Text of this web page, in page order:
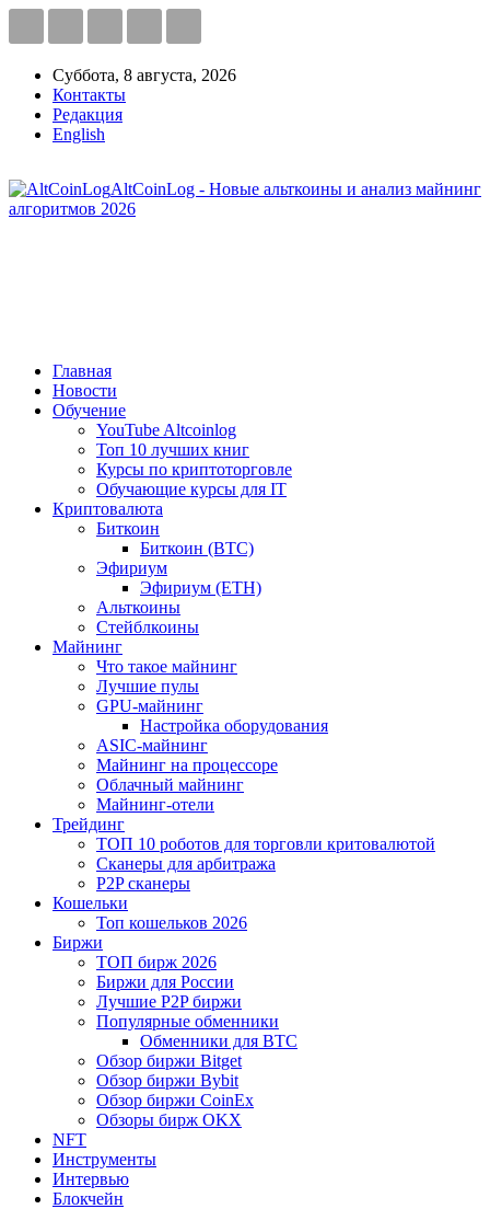
Суббота, 8 августа, 2026
Контакты
Редакция
English
AltCoinLog - Новые альткоины и анализ майнинг
алгоритмов 2026
Главная
Новости
Обучение
YouTube Altcoinlog
Топ 10 лучших книг
Курсы по криптоторговле
Обучающие курсы для IT
Криптовалюта
Биткоин
Биткоин (BTC)
Эфириум
Эфириум (ETH)
Альткоины
Стейблкоины
Майнинг
Что такое майнинг
Лучшие пулы
GPU-майнинг
Настройка оборудования
ASIC-майнинг
Майнинг на процессоре
Облачный майнинг
Майнинг-отели
Трейдинг
ТОП 10 роботов для торговли критовалютой
Сканеры для арбитража
P2P сканеры
Кошельки
Топ кошельков 2026
Биржи
ТОП бирж 2026
Биржи для России
Лучшие P2P биржи
Популярные обменники
Обменники для BTC
Обзор биржи Bitget
Обзор биржи Bybit
Обзор биржи CoinEx
Обзоры бирж OKX
NFT
Инструменты
Интервью
Блокчейн